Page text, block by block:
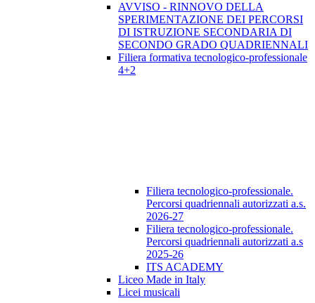
AVVISO - RINNOVO DELLA
SPERIMENTAZIONE DEI PERCORSI
DI ISTRUZIONE SECONDARIA DI
SECONDO GRADO QUADRIENNALI
Filiera formativa tecnologico-professionale
4+2
Filiera tecnologico-professionale.
Percorsi quadriennali autorizzati a.s.
2026-27
Filiera tecnologico-professionale.
Percorsi quadriennali autorizzati a.s
2025-26
ITS ACADEMY
Liceo Made in Italy
Licei musicali